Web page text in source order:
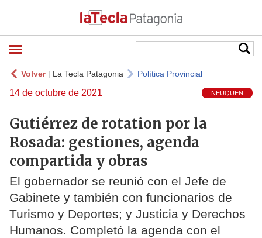
Volver| La Tecla Patagonia Política Provincial
14 de octubre de 2021 NEUQUEN
Gutiérrez de rotation por la
Rosada: gestiones, agenda
compartida y obras
El gobernador se reunió con el Jefe de
Gabinete y también con funcionarios de
Turismo y Deportes; y Justicia y Derechos
Humanos. Completó la agenda con el